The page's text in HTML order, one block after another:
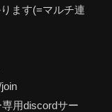
ます(=マルチ連
用discordサー